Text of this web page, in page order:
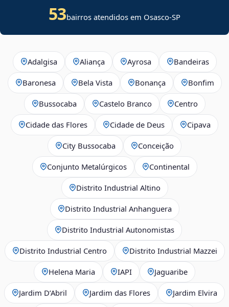
53bairros atendidos em Osasco-SP
Adalgisa Aliança Ayrosa Bandeiras
Baronesa Bela Vista Bonança Bonfim
Bussocaba Castelo Branco Centro
Cidade das Flores Cidade de Deus Cipava
City Bussocaba Conceição
Conjunto Metalúrgicos Continental
Distrito Industrial Altino
Distrito Industrial Anhanguera
Distrito Industrial Autonomistas
Distrito Industrial Centro Distrito Industrial Mazzei
Helena Maria IAPI Jaguaribe
Jardim D’Abril Jardim das Flores Jardim Elvira